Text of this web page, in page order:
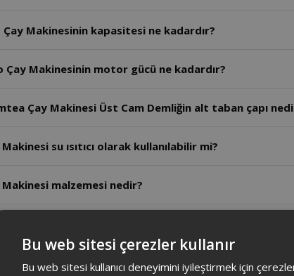
Makinesinin kapasitesi ne kadardır?
Çay Makinesinin motor gücü ne kadardır?
Çay Makinesi Üst Cam Demliğin alt taban çapı
su ısıtıcı olarak kullanılabilir mi?
Makinesi malzemesi nedir?
Makinesi ve AR3134 - Arzum Dreamtea Çay Makinesi
boyutları nelerdir?
Bu web sitesi çerezler kullanır
Bu web sitesi kullanıcı deneyimini iyileştirmek için